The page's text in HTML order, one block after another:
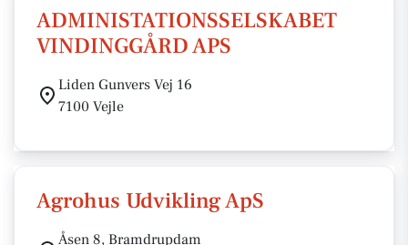
ADMINISTATIONSSELSKABET
VINDINGGÅRD APS
Liden Gunvers Vej 16
7100 Vejle
Agrohus Udvikling ApS
Åsen 8, Bramdrupdam